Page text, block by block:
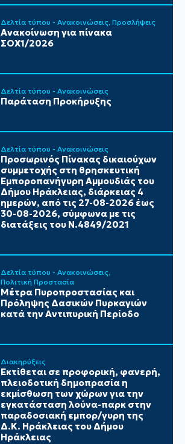
Δελτία τύπου - Ανακοινώσεις Προσλήψεις
Ανακοίνωση για πίνακα
ΣΟΧ1/2026
Δελτία τύπου - Ανακοινώσεις
Παράταση Προκήρυξης
Δελτία τύπου - Ανακοινώσεις
Προσωρινός Πίνακας δικαιούχων
συμμετοχής στη θρησκευτική
Εμποροπανήγυρη Αμμουδιάς του
Δήμου Ηράκλειας, διάρκειας 4
ημερών, από τις 27-08-2026 έως
30-08-2026, σύμφωνα με τις
διατάξεις του Ν.4849/2021
Δελτία τύπου - Ανακοινώσεις
Πολιτική Προστασία
Μέτρα Πυροπροστασίας και
Πρόληψης Δασικών Πυρκαγιών
κατά την Αντιπυρική Περίοδο
Διακηρύξεις
Εκτίθεται σε προφορική, φανερή,
πλειοδοτική δημοπρασία η
εκμίσθωση των χώρων για την
εγκατάσταση λούνα-παρκ στην
παραδοσιακή εμπορ/γυρη της
Δ.Κ. Ηράκλειας του Δήμου
Ηράκλειας